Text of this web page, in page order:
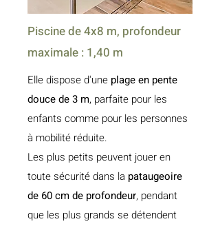
Piscine de 4x8 m, profondeur
maximale : 1,40 m
Elle dispose d'une plage en pente
douce de 3 m, parfaite pour les
enfants comme pour les personnes
à mobilité réduite.
Les plus petits peuvent jouer en
toute sécurité dans la pataugeoire
de 60 cm de profondeur, pendant
que les plus grands se détendent